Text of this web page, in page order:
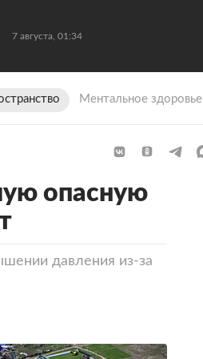
7 августа, 01:34
Ментальное здоровье
опасную
давления из-за